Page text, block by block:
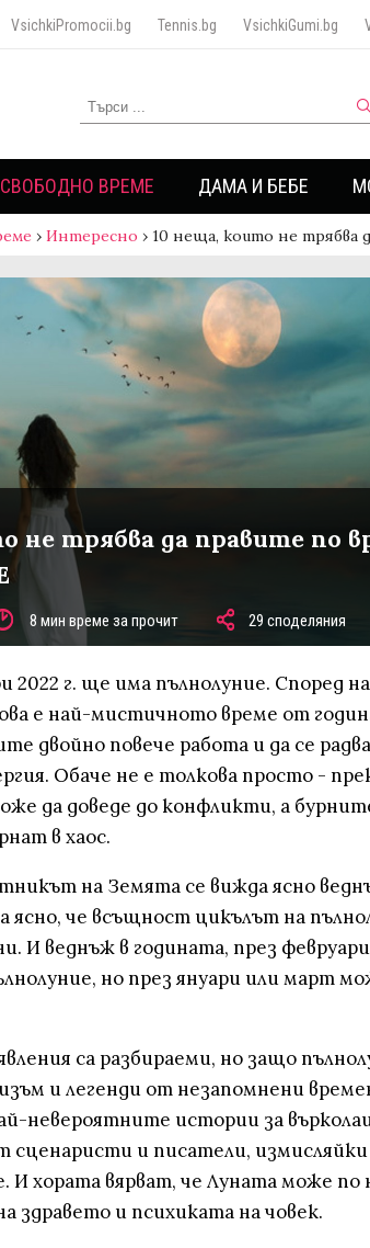
VsichkiPromocii.bg Tennis.bg VsichkiGumi.bg
СВОБОДНО ВРЕМЕ ДАМА И БЕБЕ
› Интересно › 10 неща, които не трябва
не трябва да правите по
8 мин време за прочит 29 споделяния
2022 г. ще има пълнолуние. Според
е най-мистичното време от
двойно повече работа и да се
Обаче не е толкова просто -
да доведе до конфликти, а
в хаос.
на Земята се вижда ясно
ясно, че всъщност цикълът на
И веднъж в годината, през
но през януари или март
са разбираеми, но защо
и легенди от незапомнени
невероятните истории за
сценаристи и писатели,
И хората вярват, че Луната може по
здравето и психиката на човек.